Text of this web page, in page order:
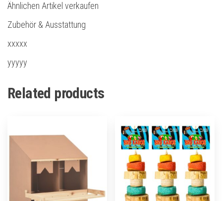
Ähnlichen Artikel verkaufen
Zubehör & Ausstattung
xxxxx
yyyyy
Related products